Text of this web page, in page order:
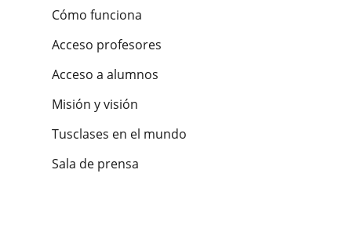
Cómo funciona
Acceso profesores
Acceso a alumnos
Misión y visión
Tusclases en el mundo
Sala de prensa